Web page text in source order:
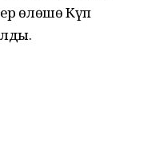
өлөшө Күп